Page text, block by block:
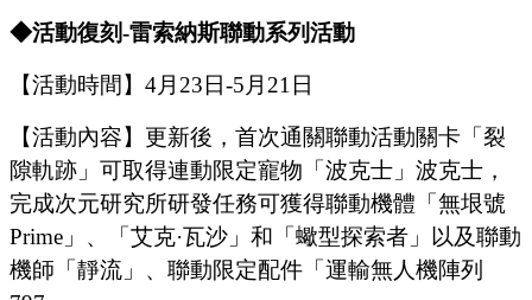
◆活動復刻-雷索納斯聯動系列活動
【活動時間】 4月 23 日-5月 21 日
【活動內容】 更新後，首次通關聯動活動關卡 「裂
隙軌跡」 可取得連動限定寵物 「 波克士 」 波克士，
完成次元研究所研發任務可獲得聯動機體 「 無垠號
Prime 」 、 「 艾克·瓦沙 」 和 「 蠍型探索者 」 以及聯動
機師 「 靜流 」 、聯動限定配件 「 運輸無人機陣列